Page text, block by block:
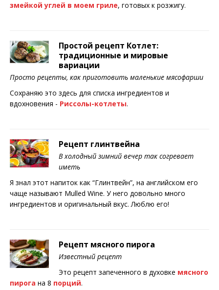
змейкой углей в моем гриле, готовых к розжигу.
Простой рецепт Котлет:
традиционные и мировые
вариации
Просто рецепты, как приготовить маленькие мясофарши
Сохраняю это здесь для списка ингредиентов и
вдохновения - Риссолы-котлеты.
Рецепт глинтвейна
В холодный зимний вечер так согревает
иметь
Я знал этот напиток как “Глинтвейн”, на английском его
чаще называют Mulled Wine. У него довольно много
ингредиентов и оригинальный вкус. Люблю его!
Рецепт мясного пирога
Известный рецепт
Это рецепт запеченного в духовке мясного
пирога на 8 порций.